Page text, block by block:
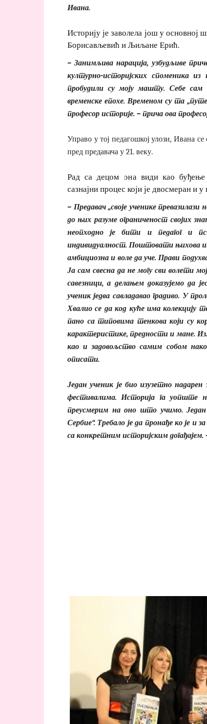
Ивана.
Историју је заволела још у основној
Борисављевић и Љиљане Ерић.
– Занимљива нарација, узбудљиве
културно-историјских споменика
пробудили су моју машту. Себе сам
временске епохе. Временом су та
професор историје. – прича ова
Управо у тој педагошкој улози, Ивана
пред предавача у 21. веку.
Рад са децом она види као буђење
сазнајни процес који је двосмеран и
– Предавач „своје ученике
до њих разуме ограниченост својих
неопходно је бити и педагог и
индивидуалност. Поштовати њихова
амбициозна и воле да уче. Прави
Ја сам свесна да не могу сви волети
савезници, а делањем доказујемо да
ученик једва савладавао градиво. У
Хвалио се да код куће има колекцију
пано са типовима тенкова који су
карактеристике, предности и мане.
као и задовољство самим собом
описати.
Један ученик је био изузетно
фестивалима. Историја га уопште
преусмерим на оно што учимо.
Сербие“. Требало је да пронађе ко је и
са конкретним историјским догађајем.